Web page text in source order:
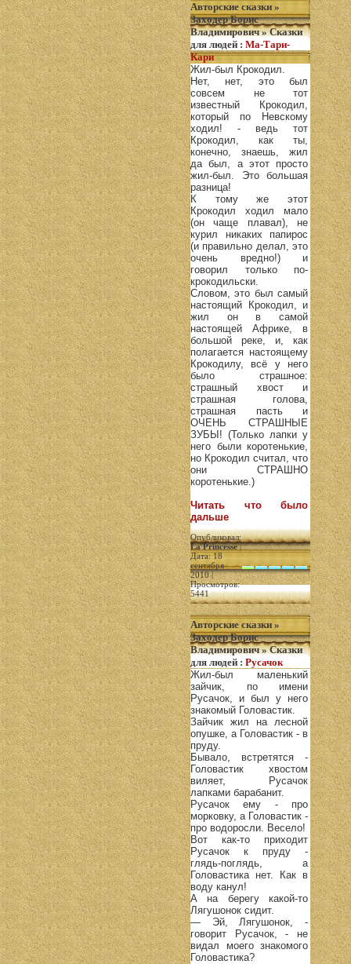
Авторские сказки »
Заходер Борис
Владимирович»Сказки
для людей : Ма-Тари-
Кари
Жил-был Крокодил.
Нет, нет, это был
совсем не тот
известный Крокодил,
который по Невскому
ходил! - ведь тот
Крокодил, как ты,
конечно, знаешь, жил
да был, а этот просто
жил-был. Это большая
разница!
К тому же этот
Крокодил ходил мало
(он чаще плавал), не
курил никаких папирос
(и правильно делал, это
очень вредно!) и
говорил только по-
крокодильски.
Словом, это был самый
настоящий Крокодил, и
жил он в самой
настоящей Африке, в
большой реке, и, как
полагается настоящему
Крокодилу, всё у него
было страшное:
страшный хвост и
страшная голова,
страшная пасть и
ОЧЕНЬ СТРАШНЫЕ
ЗУБЫ! (Только лапки у
него были коротенькие,
но Крокодил считал, что
они СТРАШНО
коротенькие.)
Читать что было
дальше
Опубликовал:
La Princesse|
Дата: 18
сентября
2010 |
Просмотров:
5441
Авторские сказки »
Заходер Борис
Владимирович»Сказки
для людей : Русачок
Жил-был маленький
зайчик, по имени
Русачок, и был у него
знакомый Головастик.
Зайчик жил на лесной
опушке, а Головастик - в
пруду.
Бывало, встретятся -
Головастик хвостом
виляет, Русачок
лапками барабанит.
Русачок ему - про
морковку, а Головастик -
про водоросли. Весело!
Вот как-то приходит
Русачок к пруду -
глядь-поглядь, а
Головастика нет. Как в
воду канул!
А на берегу какой-то
Лягушонок сидит.
— Эй, Лягушонок, -
говорит Русачок, - не
видал моего знакомого
Головастика?